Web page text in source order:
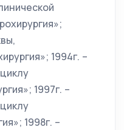
1994г. –
1997г. –
1998г. –